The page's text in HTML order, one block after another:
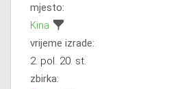
mjesto:
Kina
vrijeme izrade:
2. pol. 20. st.
zbirka: